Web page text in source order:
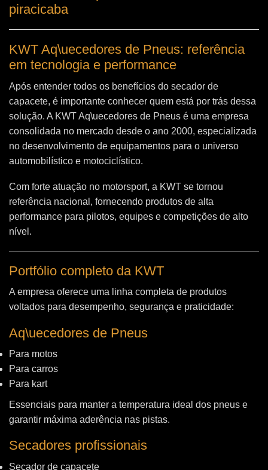
piracicaba
KWT Aq\uecedores de Pneus: referência
em tecnologia e performance
Após entender todos os benefícios do secador de
capacete, é importante conhecer quem está por trás dessa
solução. A KWT Aq\uecedores de Pneus é uma empresa
consolidada no mercado desde o ano 2000, especializada
no desenvolvimento de equipamentos para o universo
automobilístico e motociclístico.
Com forte atuação no motorsport, a KWT se tornou
referência nacional, fornecendo produtos de alta
performance para pilotos, equipes e competições de alto
nível.
Portfólio completo da KWT
A empresa oferece uma linha completa de produtos
voltados para desempenho, segurança e praticidade:
Aq\uecedores de Pneus
Para motos
Para carros
Para kart
Essenciais para manter a temperatura ideal dos pneus e
garantir máxima aderência nas pistas.
Secadores profissionais
Secador de capacete